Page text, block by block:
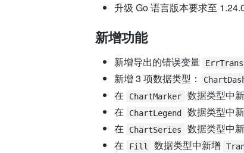
升级 Go 语言版本要求至
新增功能
新增导出的错误变量
新增 3 项数据类型：
在 ChartMarker 数据类型中
在
ChartLegend 数据类型中
在
ChartSeries 数据类型中
在
Fill 数据类型中新增